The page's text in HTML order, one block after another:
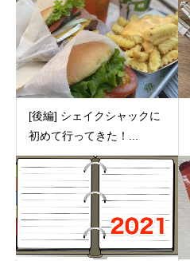
[後編] シェイクシャックに
初めて行ってきた！...